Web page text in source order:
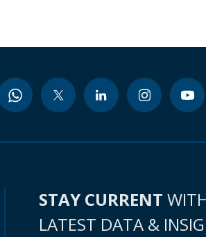
STAY CURRENT
LATEST DATA &